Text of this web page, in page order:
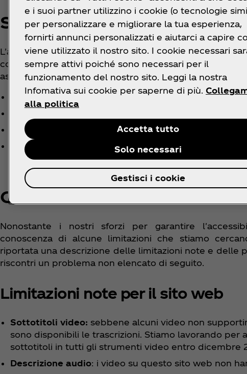
Specifiche tecniche
L'accessibilità del sito web si basa sulle seguenti
con la combinazione sopra menzionata del browser
assistive o plugin installati sul computer:
HTML
CSS
JavaScript
Contenuti non accessibili
Nonostante i nostri sforzi per garantire
conoscenza di alcune limitazioni che stiamo
riportata una descrizione delle limitazioni note e delle
riscontri un problema non elencato di seguito.
Limitazioni note per il sito web
Sottotitoli video: sebbene alcuni video non
sono disponibili le trascrizioni. Stiamo lavorando per
sottotitoli in tutti gli strumenti video entro dicembre
Descrizione audio: i video su questo sito web non
e i suoi partner utilizzino i cookie (o tecnologie
per personalizzare e migliorare la tua esperienza,
fornirti annunci personalizzati e aiutarci a capire
viene utilizzato il nostro sito. I cookie necessari
sempre attivi poiché sono necessari per il
funzionamento del nostro sito. Leggi la nostra
Infomativa sui cookie per saperne di più.
alla politica
Accetta tutto
Solo necessari
Gestisci i cookie